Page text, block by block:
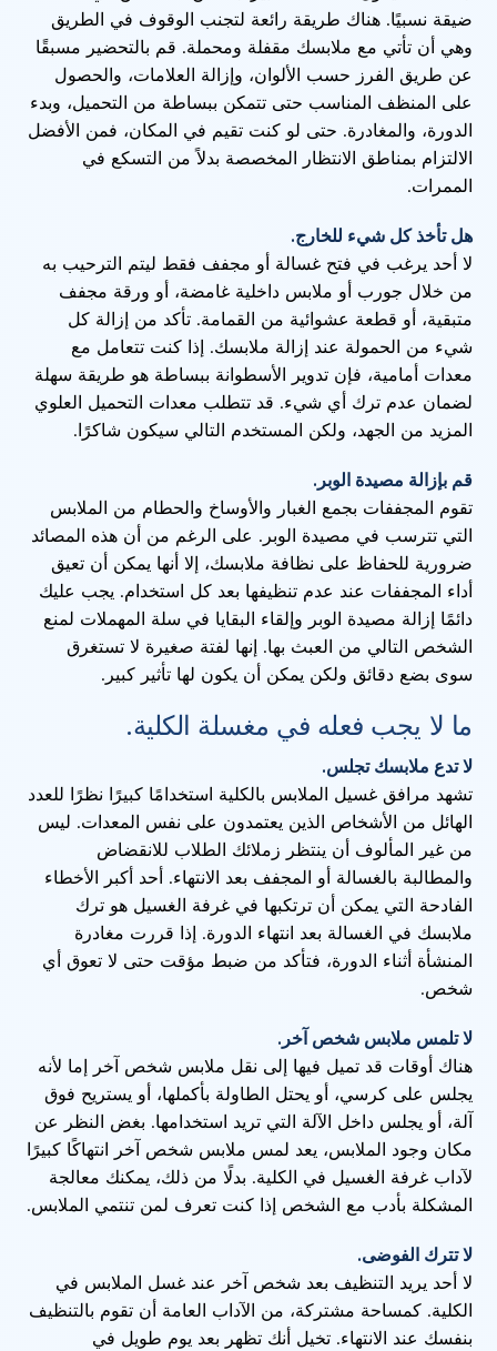
ضيقة نسبيًا. هناك طريقة رائعة لتجنب الوقوف في الطريق
وهي أن تأتي مع ملابسك مقفلة ومحملة. قم بالتحضير مسبقًا
عن طريق الفرز حسب الألوان، وإزالة العلامات، والحصول
على المنظف المناسب حتى تتمكن ببساطة من التحميل، وبدء
الدورة، والمغادرة. حتى لو كنت تقيم في المكان، فمن الأفضل
الالتزام بمناطق الانتظار المخصصة بدلاً من التسكع في
الممرات.
هل تأخذ كل شيء للخارج.
لا أحد يرغب في فتح غسالة أو مجفف فقط ليتم الترحيب به
من خلال جورب أو ملابس داخلية غامضة، أو ورقة مجفف
متبقية، أو قطعة عشوائية من القمامة. تأكد من إزالة كل
شيء من الحمولة عند إزالة ملابسك. إذا كنت تتعامل مع
معدات أمامية، فإن تدوير الأسطوانة ببساطة هو طريقة سهلة
لضمان عدم ترك أي شيء. قد تتطلب معدات التحميل العلوي
المزيد من الجهد، ولكن المستخدم التالي سيكون شاكرًا.
قم بإزالة مصيدة الوبر.
تقوم المجففات بجمع الغبار والأوساخ والحطام من الملابس
التي تترسب في مصيدة الوبر. على الرغم من أن هذه المصائد
ضرورية للحفاظ على نظافة ملابسك، إلا أنها يمكن أن تعيق
أداء المجففات عند عدم تنظيفها بعد كل استخدام. يجب عليك
دائمًا إزالة مصيدة الوبر وإلقاء البقايا في سلة المهملات لمنع
الشخص التالي من العبث بها. إنها لفتة صغيرة لا تستغرق
سوى بضع دقائق ولكن يمكن أن يكون لها تأثير كبير.
ما لا يجب فعله في مغسلة الكلية.
لا تدع ملابسك تجلس.
تشهد مرافق غسيل الملابس بالكلية استخدامًا كبيرًا نظرًا للعدد
الهائل من الأشخاص الذين يعتمدون على نفس المعدات. ليس
من غير المألوف أن ينتظر زملائك الطلاب للانقضاض
والمطالبة بالغسالة أو المجفف بعد الانتهاء. أحد أكبر الأخطاء
الفادحة التي يمكن أن ترتكبها في غرفة الغسيل هو ترك
ملابسك في الغسالة بعد انتهاء الدورة. إذا قررت مغادرة
المنشأة أثناء الدورة، فتأكد من ضبط مؤقت حتى لا تعوق أي
شخص.
لا تلمس ملابس شخص آخر.
هناك أوقات قد تميل فيها إلى نقل ملابس شخص آخر إما لأنه
يجلس على كرسي، أو يحتل الطاولة بأكملها، أو يستريح فوق
آلة، أو يجلس داخل الآلة التي تريد استخدامها. بغض النظر عن
مكان وجود الملابس، يعد لمس ملابس شخص آخر انتهاكًا كبيرًا
لآداب غرفة الغسيل في الكلية. بدلًا من ذلك، يمكنك معالجة
المشكلة بأدب مع الشخص إذا كنت تعرف لمن تنتمي الملابس.
لا تترك الفوضى.
لا أحد يريد التنظيف بعد شخص آخر عند غسل الملابس في
الكلية. كمساحة مشتركة، من الآداب العامة أن تقوم بالتنظيف
بنفسك عند الانتهاء. تخيل أنك تظهر بعد يوم طويل في